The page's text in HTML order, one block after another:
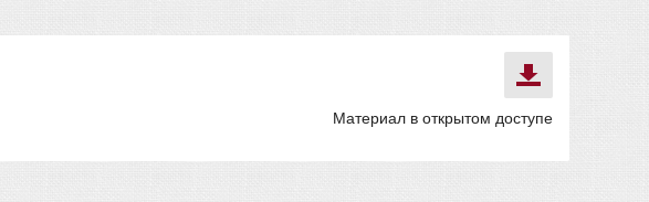
Материал в открытом доступе